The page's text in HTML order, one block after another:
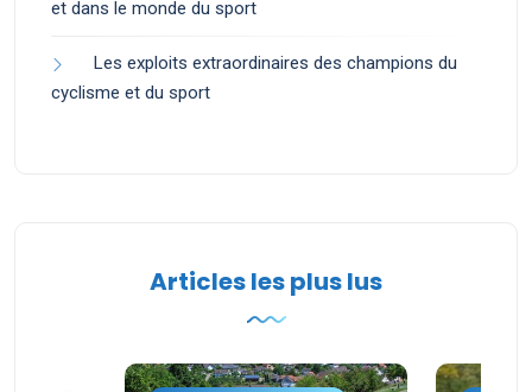
et dans le monde du sport
Les exploits extraordinaires des champions du
cyclisme et du sport
Articles les plus lus